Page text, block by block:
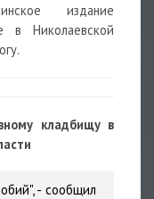
издание
в Николаевской
кладбищу в
- сообщил